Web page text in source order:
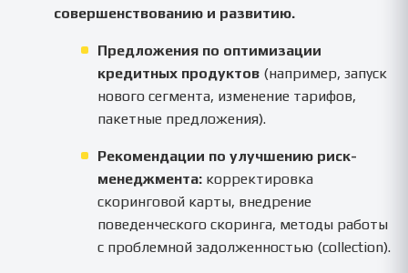
совершенствованию и развитию.
Предложения по оптимизации
кредитных продуктов (например, запуск
нового сегмента, изменение тарифов,
пакетные предложения).
Рекомендации по улучшению риск-
менеджмента: корректировка
скоринговой карты, внедрение
поведенческого скоринга, методы работы
с проблемной задолженностью (collection).